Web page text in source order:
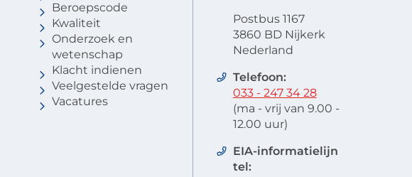
Beroepscode
Kwaliteit
Onderzoek en
wetenschap
Klacht indienen
Veelgestelde vragen
Vacatures
Postbus 1167
3860 BD Nijkerk
Nederland
Telefoon:
033 - 247 34 28
(ma - vrij van 9.00 -
12.00 uur)
EIA-informatielijn
tel: